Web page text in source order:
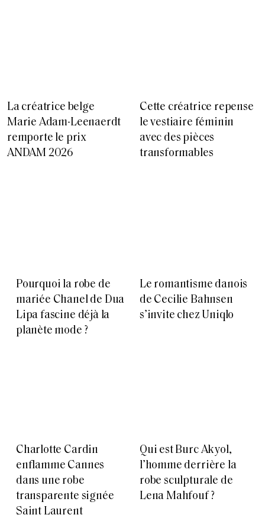
La créatrice belge
Marie Adam-Leenaerdt
remporte le prix
ANDAM 2026
Cette créatrice repense
le vestiaire féminin
avec des pièces
transformables
Pourquoi la robe de
mariée Chanel de Dua
Lipa fascine déjà la
planète mode ?
Le romantisme danois
de Cecilie Bahnsen
s’invite chez Uniqlo
Charlotte Cardin
enflamme Cannes
dans une robe
transparente signée
Saint Laurent
Qui est Burc Akyol,
l’homme derrière la
robe sculpturale de
Lena Mahfouf ?